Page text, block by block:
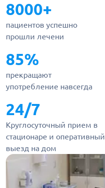
8000+
пациентов успешно
прошли лечени
85%
прекращают
употребление навсегда
24/7
Круглосуточный прием в
стационаре и оперативный
выезд на дом